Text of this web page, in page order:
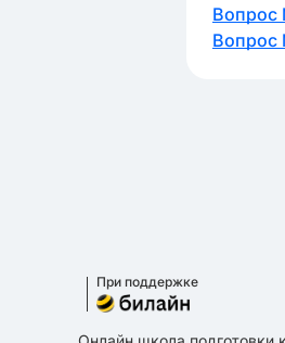
Вопрос
Вопрос
При поддержке